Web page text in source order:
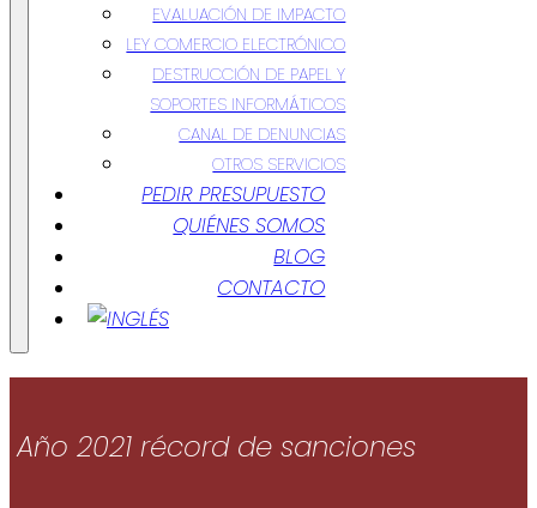
EVALUACIÓN DE IMPACTO
LEY COMERCIO ELECTRÓNICO
DESTRUCCIÓN DE PAPEL Y
SOPORTES INFORMÁTICOS
CANAL DE DENUNCIAS
OTROS SERVICIOS
PEDIR PRESUPUESTO
QUIÉNES SOMOS
BLOG
CONTACTO
Año 2021 récord de sanciones